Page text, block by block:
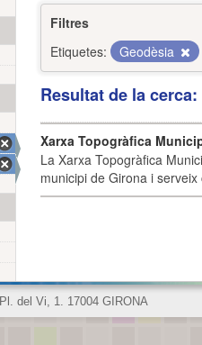
Filtres
Etiquetes:
Geodèsia
Resultat de la
Xarxa Topogràfica
La Xarxa Topogràfica
municipi de Girona i
Pl. del Vi, 1. 17004 GIRONA